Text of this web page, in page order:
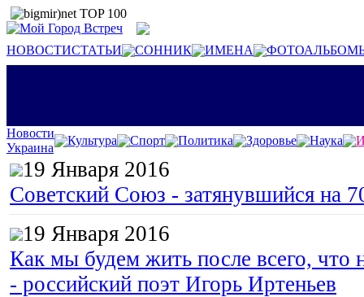
НОВОСТИСТАТЬИ СОННИК ИМЕНА
Новости
Украина
Культура Спорт Политика Здоровье Наука
19 Января 2016
Советский Союз - затянувшийся на
19 Января 2016
Как мы будем жить после всего, что
- российский поэт Игорь Иртеньев